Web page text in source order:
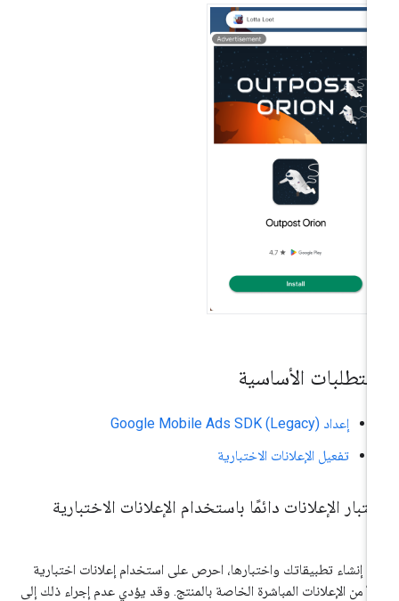
الأساسية
إعدادGoogle Mobile Ads SDK (Legacy)
تفعيل الإعلانات الاختبارية
الإعلانات دائمًا باستخدام الإعلانات الاختبارية
إنشاء تطبيقاتك واختبارها، احرص على استخدام إعلانات اختبارية
من الإعلانات المباشرة الخاصة بالمنتج. وقد يؤدي عدم إجراء ذلك إلى